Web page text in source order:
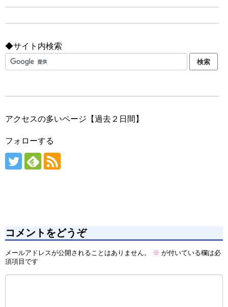
◆サイト内検索
アクセスの多いページ【過去２日間】
フォローする
コメントをどうぞ
メールアドレスが公開されることはありません。 ※ が付いている欄は必
須項目です